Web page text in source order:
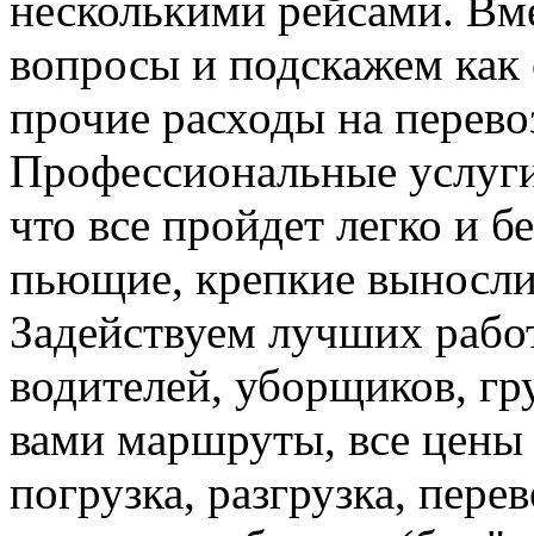
вопросы и подскажем как
прочие расходы на
Профессиональные
что все пройдет легко и
пьющие, крепкие
Задействуем лучших
водителей, уборщиков,
вами маршруты, все цены
погрузка, разгрузка,